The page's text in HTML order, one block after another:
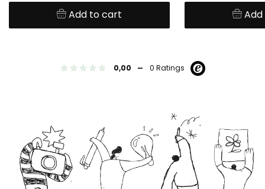
Add to cart
0,00 - 0 Ratings